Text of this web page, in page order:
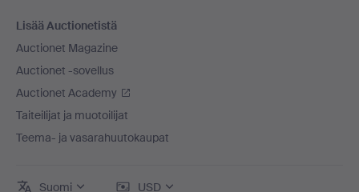
Lisää Auctionetistä
Auctionet Magazine
Auctionet -sovellus
Auctionet Academy
Taiteilijat ja muotoilijat
Teema- ja vasarahuutokaupat
Suomi USD